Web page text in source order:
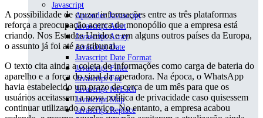
Javascript
Aprender Javascript
Javascript Alert
Javascript Array
Javascript Date
Javascript Date Format
Javascript Filter
Javascript For
Javascript forEach
Javascript Map
Javascript Replace
A possibilidade de cruzar informações entre as três plataformas
reforça a preocupação acerca do monopólio que a empresa está
criando. Nos Estados Unidos e em alguns outros países da Europa,
o assunto já foi até ao tribunal.
O texto cita ainda a coleta de informações como carga de bateria do
aparelho e a força do sinal da operadora. Na época, o WhatsApp
havia estabelecido um prazo de cerca de um mês para que os
usuários aceitassem a nova política de privacidade caso quisessem
continuar utilizando o serviço. No entanto, a empresa acabou